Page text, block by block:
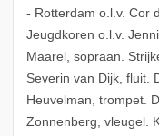
- Rotterdam o.l.v. Cor
Jeugdkoren o.l.v.
Maarel, sopraan.
Severin van Dijk, fluit.
Heuvelman, trompet.
Zonnenberg, vleugel.